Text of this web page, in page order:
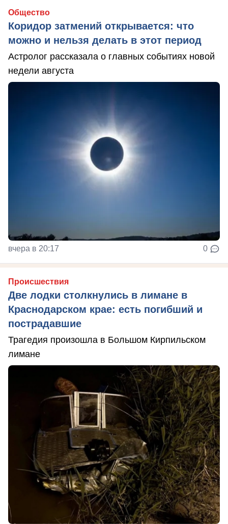
Общество
Коридор затмений открывается: что
можно и нельзя делать в этот период
Астролог рассказала о главных событиях новой
недели августа
вчера в 20:17 0
Происшествия
Две лодки столкнулись в лимане в
Краснодарском крае: есть погибший и
пострадавшие
Трагедия произошла в Большом Кирпильском
лимане